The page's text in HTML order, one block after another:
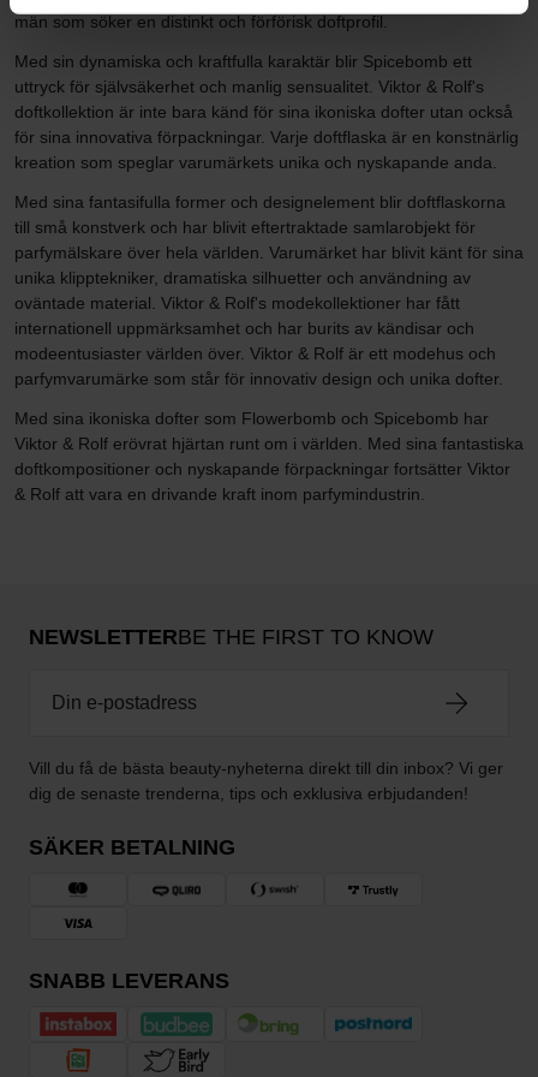
män som söker en distinkt och förförisk doftprofil.
Med sin dynamiska och kraftfulla karaktär blir Spicebomb ett
uttryck för självsäkerhet och manlig sensualitet. Viktor & Rolf's
doftkollektion är inte bara känd för sina ikoniska dofter utan också
för sina innovativa förpackningar. Varje doftflaska är en konstnärlig
kreation som speglar varumärkets unika och nyskapande anda.
Med sina fantasifulla former och designelement blir doftflaskorna
till små konstverk och har blivit eftertraktade samlarobjekt för
parfymälskare över hela världen. Varumärket har blivit känt för sina
unika klipptekniker, dramatiska silhuetter och användning av
oväntade material. Viktor & Rolf's modekollektioner har fått
internationell uppmärksamhet och har burits av kändisar och
modeentusiaster världen över. Viktor & Rolf är ett modehus och
parfymvarumärke som står för innovativ design och unika dofter.
Med sina ikoniska dofter som Flowerbomb och Spicebomb har
Viktor & Rolf erövrat hjärtan runt om i världen. Med sina fantastiska
doftkompositioner och nyskapande förpackningar fortsätter Viktor
& Rolf att vara en drivande kraft inom parfymindustrin.
NEWSLETTERBE THE FIRST TO KNOW
Vill du få de bästa beauty-nyheterna direkt till din inbox? Vi ger
dig de senaste trenderna, tips och exklusiva erbjudanden!
SÄKER BETALNING
SNABB LEVERANS